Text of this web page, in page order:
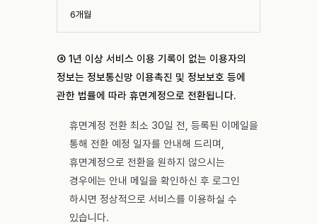
6개월
④ 1년 이상 서비스 이용 기록이 없는 이용자의
정보는 정보통신망 이용촉진 및 정보보호 등에
관한 법률에 따라 휴면계정으로 전환됩니다.
휴면계정 전환 최소 30일 전, 등록된 이메일을
통해 전환 예정 일자를 안내해 드리며,
휴면계정으로 전환을 원하지 않으시는
경우에는 안내 메일을 확인하신 후 로그인
하시면 정상적으로 서비스를 이용하실 수
있습니다.